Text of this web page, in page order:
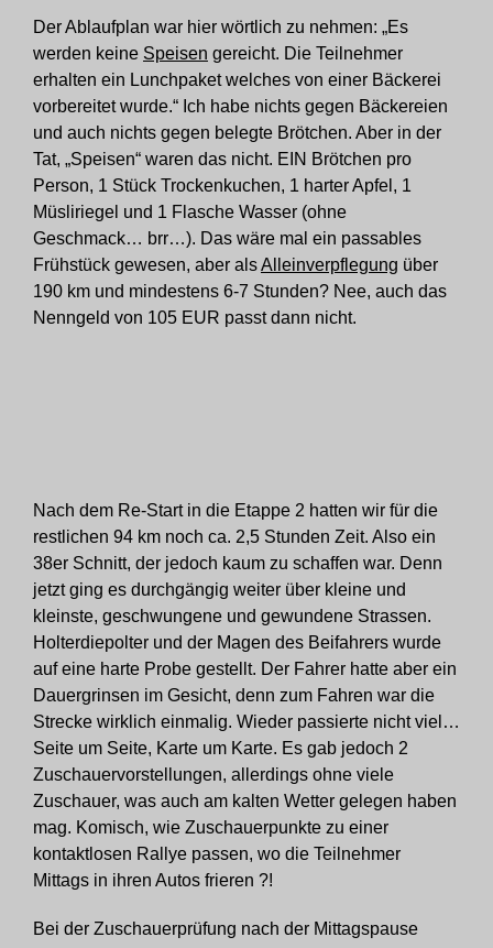
Der Ablaufplan war hier wörtlich zu nehmen: „Es
werden keine Speisen gereicht. Die Teilnehmer
erhalten ein Lunchpaket welches von einer Bäckerei
vorbereitet wurde.“ Ich habe nichts gegen Bäckereien
und auch nichts gegen belegte Brötchen. Aber in der
Tat, „Speisen“ waren das nicht. EIN Brötchen pro
Person, 1 Stück Trockenkuchen, 1 harter Apfel, 1
Müsliriegel und 1 Flasche Wasser (ohne
Geschmack… brr…). Das wäre mal ein passables
Frühstück gewesen, aber alsAlleinverpflegung über
190 km und mindestens 6-7 Stunden? Nee, auch das
Nenngeld von 105 EUR passt dann nicht.
Nach dem Re-Start in die Etappe 2 hatten wir für die
restlichen 94 km noch ca. 2,5 Stunden Zeit. Also ein
38er Schnitt, der jedoch kaum zu schaffen war. Denn
jetzt ging es durchgängig weiter über kleine und
kleinste, geschwungene und gewundene Strassen.
Holterdiepolter und der Magen des Beifahrers wurde
auf eine harte Probe gestellt. Der Fahrer hatte aber ein
Dauergrinsen im Gesicht, denn zum Fahren war die
Strecke wirklich einmalig. Wieder passierte nicht viel…
Seite um Seite, Karte um Karte. Es gab jedoch 2
Zuschauervorstellungen, allerdings ohne viele
Zuschauer, was auch am kalten Wetter gelegen haben
mag. Komisch, wie Zuschauerpunkte zu einer
kontaktlosen Rallye passen, wo die Teilnehmer
Mittags in ihren Autos frieren ?!
Bei der Zuschauerprüfung nach der Mittagspause